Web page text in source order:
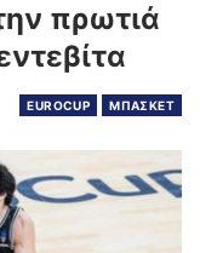
πρωτιά
EUROCUP ΜΠΑΣΚΕΤ